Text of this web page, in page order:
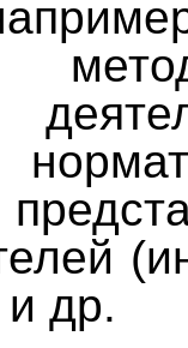
др.